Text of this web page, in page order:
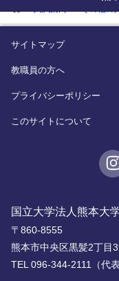
国立大学法人熊本大
〒860-8555
熊本市中央区黒髪2丁目
TEL 096-344-2111（代表
サイトマップ
教職員の方へ
プライバシーポリシー
このサイトについて